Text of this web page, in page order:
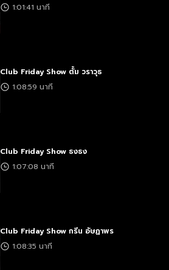
1:01:41 นาที
Club Friday Show ตั้ม วราวุธ
1:08:59 นาที
Club Friday Show ธงธง
1:07:08 นาที
Club Friday Show กรีน อัษฏาพร
1:08:35 นาที